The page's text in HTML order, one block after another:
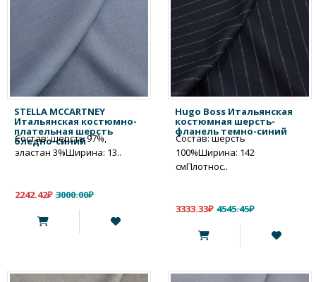
STELLA MCCARTNEY
Итальянская костюмно-
плательная шерсть
бледно-синий
Состав: шерсть 97%,
эластан 3%Ширина: 13..
2242.42₽ 3000.00₽
Hugo Boss Итальянская
костюмная шерсть-
фланель темно-синий
Состав: шерсть
100%Ширина: 142
смПлотнос..
3333.33₽ 4545.45₽